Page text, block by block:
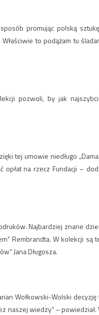
promując polską
to podążam tu
pozwoli, by jak
tej umowie niedługo
opłat na rzecz Fundacji –
Najbardziej znane
Rembrandta. W kolekcji są
Jana Długosza.
Wołkowski-Wolski decyzję
naszej wiedzy” – powiedział.